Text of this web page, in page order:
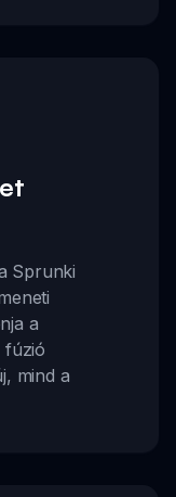
Sprunki
a
fúzió
mind a